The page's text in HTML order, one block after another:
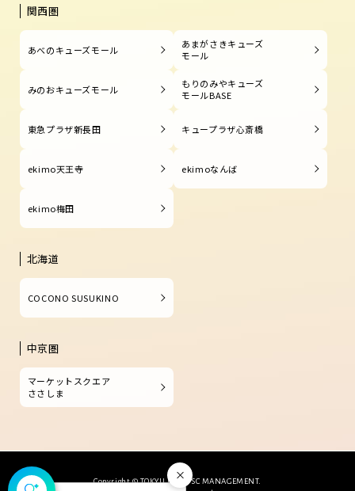
閉じる
関西圏
あべのキューズモール
あまがさきキューズ
モール
みのおキューズモール
もりのみやキューズ
モールBASE
東急プラザ新長田 キュープラザ心斎橋
ekimo天王寺 ekimoなんば
ekimo梅田
北海道
COCONO SUSUKINO
中京圏
マーケットスクエア
ささしま
Copyright © TOKYU LAND SC MANAGEMENT.